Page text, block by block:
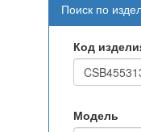
Поиск по
Код
Модель